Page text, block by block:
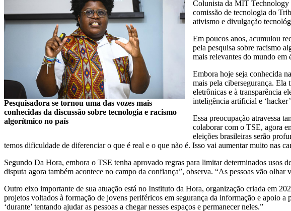
Pesquisadora se tornou uma das vozes mais
conhecidas da discussão sobre tecnologia e racismo
algorítmico no país
Colunista da MIT Technology
comissão de tecnologia do
ativismo e divulgação
Em poucos anos, acumulou
pela pesquisa sobre racismo
mais relevantes do mundo
Embora hoje seja conhecida
mais pela cibersegurança. Ela
eletrônicas e à transparência
inteligência artificial e
Essa preocupação atravessa
colaborar com o TSE, agora
eleições brasileiras serão
temos dificuldade de diferenciar o que é real e o que não é. Isso vai aumentar muito nas
Segundo Da Hora, embora o TSE tenha aprovado regras para limitar determinados usos
disputa agora também acontece no campo da confiança”, observa. “As pessoas vão
Outro eixo importante de sua atuação está no Instituto da Hora, organização criada em
projetos voltados à formação de jovens periféricos em segurança da informação e apoio
‘durante’ tentando ajudar as pessoas a chegar nesses espaços e permanecer neles.”